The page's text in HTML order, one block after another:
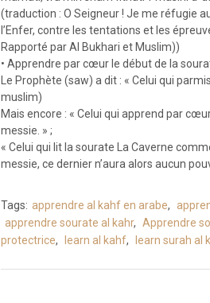
(traduction : O Seigneur ! Je me réfugie
l’Enfer, contre les tentations et les
Rapporté par Al Bukhari et Muslim))
• Apprendre par cœur le début de la
Le Prophète (saw) a dit : « Celui qui
muslim)
Mais encore : « Celui qui apprend par
messie. » ;
« Celui qui lit la sourate La Caverne
messie, ce dernier n’aura alors aucun
Tags: apprendre al kahf en arabe,
apprendre sourate al kahr, Apprendre
protectrice, learn al kahf, learn surah al